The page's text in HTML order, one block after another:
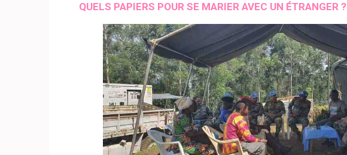
QUELS PAPIERS POUR SE MARIER AVEC UN ÉTRANGER ?